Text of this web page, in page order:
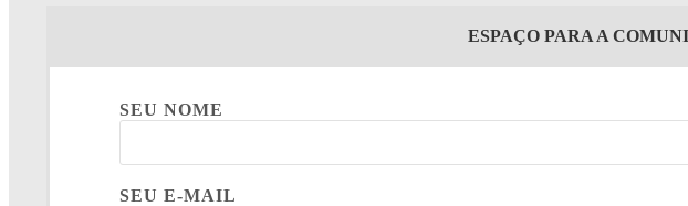
ESPAÇO PARA A
SEU NOME
SEU E-MAIL